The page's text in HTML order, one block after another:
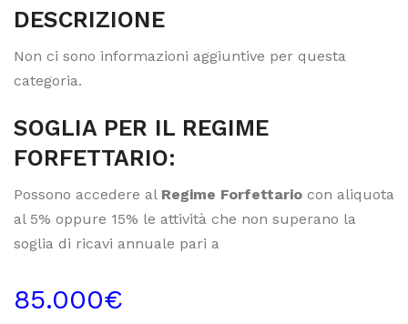
DESCRIZIONE
Non ci sono informazioni aggiuntive per questa
categoria.
SOGLIA PER IL REGIME
FORFETTARIO:
Possono accedere al Regime Forfettario con aliquota
al 5% oppure 15% le attività che non superano la
soglia di ricavi annuale pari a
85.000€